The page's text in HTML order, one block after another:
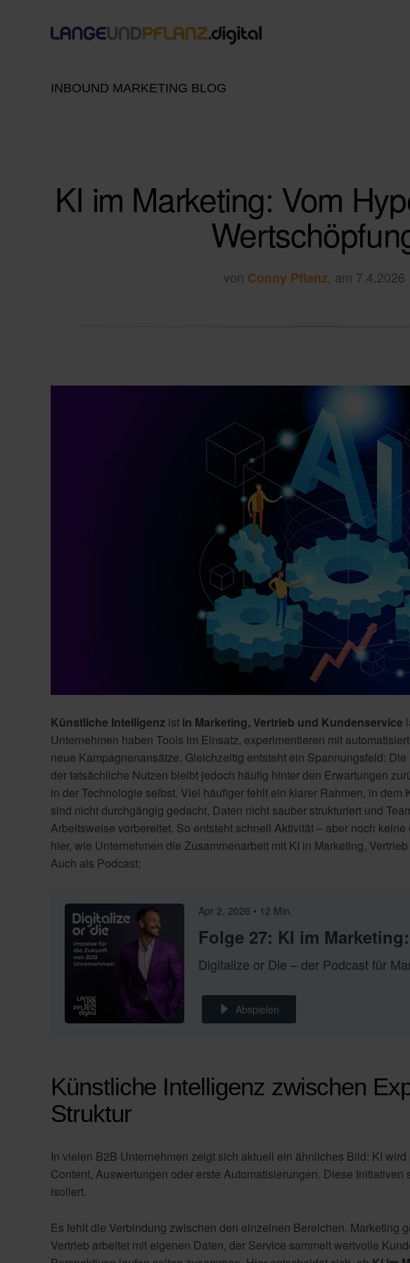
INBOUND MARKETING BLOG
KI im Marketing: Vom
von Conny Pflanz, am 7.4.2026
Künstliche Intelligenz ist in Marketing, Vertrieb und Kundenservice
Unternehmen haben Tools im Einsatz, experimentieren mit
neue Kampagnenansätze. Gleichzeitig entsteht ein Spannungsfeld:
der tatsächliche Nutzen bleibt jedoch häufig hinter den Erwartungen
in der Technologie selbst. Viel häufiger fehlt ein klarer Rahmen, in dem
sind nicht durchgängig gedacht, Daten nicht sauber strukturiert und
Arbeitsweise vorbereitet. So entsteht schnell Aktivität – aber noch
hier, wie Unternehmen die Zusammenarbeit mit KI in Marketing,
Auch als Podcast:
Apr 2, 2026 • 12 Min.
Abspielen
Künstliche Intelligenz zwischen
Struktur
In vielen B2B Unternehmen zeigt sich aktuell ein ähnliches Bild: KI
Content, Auswertungen oder erste Automatisierungen. Diese
isoliert.
Es fehlt die Verbindung zwischen den einzelnen Bereichen. Marketing
Vertrieb arbeitet mit eigenen Daten, der Service sammelt wertvolle